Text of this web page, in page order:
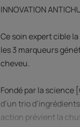
INNOVATION
Ce soin expert cible
les 3 marqueurs
cheveu.
Fondé par la science
d’un trio
action prévient la